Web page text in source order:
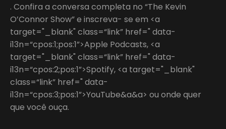
. Confira a conversa completa no “The Kevin
O’Connor Show” e inscreva- se em <a
target="_blank" class=“link” href=" data-
i13n=“cpos:1;pos:1”>Apple Podcasts, <a
target="_blank" class=“link” href=" data-
i13n=“cpos:2;pos:1”>Spotify, <a target="_blank"
class=“link” href=" data-
i13n=“cpos:3;pos:1”>YouTube&a&a> ou onde quer
que você ouça.